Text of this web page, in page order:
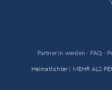
Partner:in werden · FAQ ·
Heimatlichter | MEHR ALS